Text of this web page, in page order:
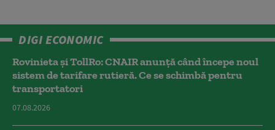
DIGI ECONOMIC
Rovinieta și TollRo: CNAIR anunță când începe noul
sistem de tarifare rutieră. Ce se schimbă pentru
transportatori
07.08.2026